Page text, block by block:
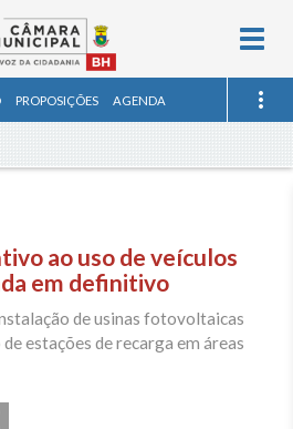
PROPOSIÇÕES AGENDA
ao uso de veículos
em definitivo
de usinas fotovoltaicas
estações de recarga em áreas